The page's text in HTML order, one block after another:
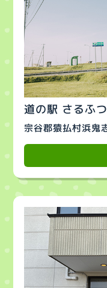
道の駅 さるふ
宗谷郡猿払村浜鬼